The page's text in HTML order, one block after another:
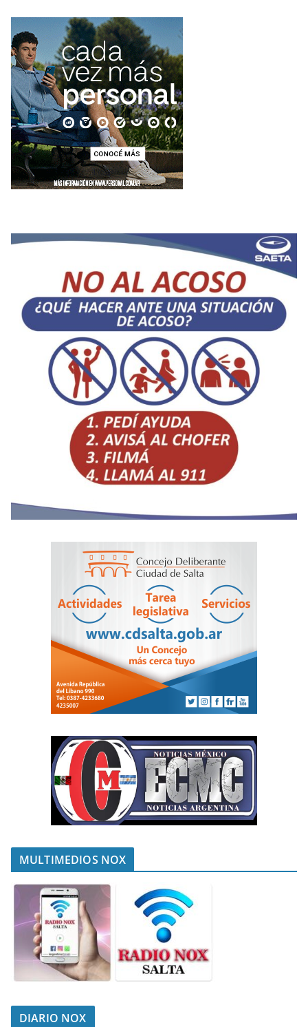
MULTIMEDIOS NOX
DIARIO NOX